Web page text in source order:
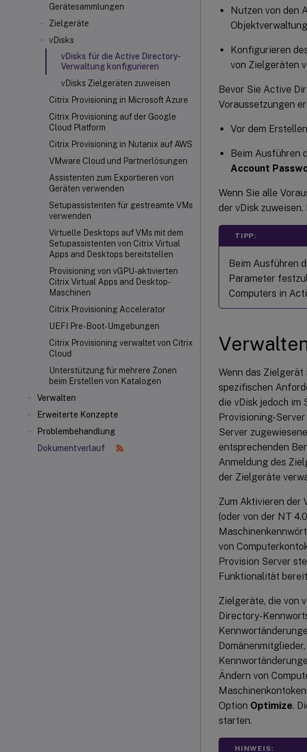
Gerätesammlungen
Zielgeräte
vDisks
vDisks für die Active Directory-
Verwaltung konfigurieren
vDisks Zielgeräten zuweisen
Citrix Provisioning in Microsoft Azure
Citrix Provisioning auf der Google
Cloud Platform
Citrix Provisioning in Nutanix auf AWS
VMware Cloud und Partnerlösungen
Assistenten zum Exportieren von
Geräten verwenden
Setupassistenten für gestreamte VMs
verwenden
Virtuelle Desktops auf VMs mit dem
Setupassistenten von Citrix Virtual
Apps and Desktops bereitstellen
Provisioning von vGPU-aktivierten
Citrix Virtual Apps and Desktop-
Maschinen
Citrix Provisioning Accelerator
UEFI Pre-Boot-Umgebungen
Citrix Provisioning verwaltet von Citrix
Cloud
Unterstützung für mehrere Zonen
beim Erstellen von Katalogen
Verwalten
Erweiterte Konzepte
Problembehandlung
Dokumentverlauf
Nutzen von den
Konfigurieren
von Zielgeräten
Bevor Sie Active
Voraussetzungen
Vor dem
Beim Ausführen
Account
Wenn Sie alle
der vDisk
TIPP:
Beim Ausführen
Parameter
Computers in
Wenn das
spezifischen
die vDisk jedoch im
Provisioning-
Server
entsprechenden
Anmeldung des
der Zielgeräte
Zum Aktivieren der
(oder von der NT
von
Provision Server
Funktionalität
Zielgeräte, die von
Directory-
Ändern von
Option Optimize.
starten.
HINWEIS: